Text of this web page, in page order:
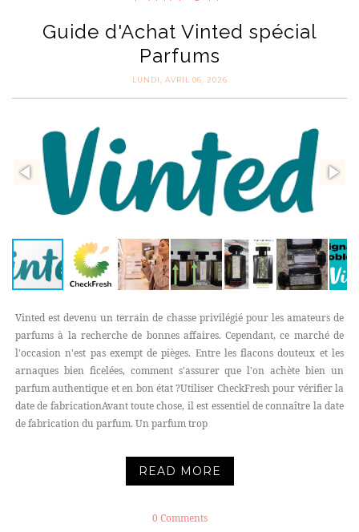
Guide d'Achat Vinted spécial
Parfums
LUNDI, AVRIL 06, 2026
Vinted est devenu un terrain de chasse privilégié pour les amateurs de
parfums à la recherche de bonnes affaires. Cependant, ce marché de
l'occasion n'est pas exempt de pièges. Entre les flacons douteux et les
arnaques bien ficelées, comment s'assurer que l'on achète bien un
parfum authentique et en bon état ?Utiliser CheckFresh pour vérifier la
date de fabricationAvant toute chose, il est essentiel de connaître la date
de fabrication du parfum. Un parfum trop
READ MORE
0 Comments